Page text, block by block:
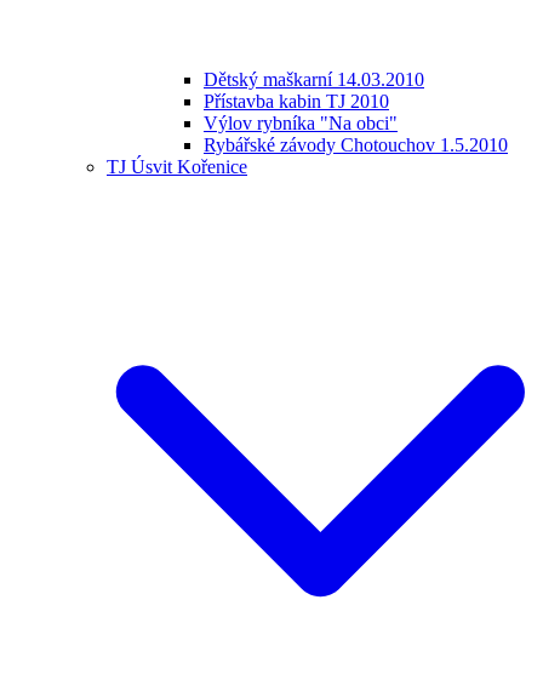
Dětský maškarní 14.03.2010
Přístavba kabin TJ 2010
Výlov rybníka "Na obci"
Rybářské závody Chotouchov 1.5.2010
TJ Úsvit Kořenice